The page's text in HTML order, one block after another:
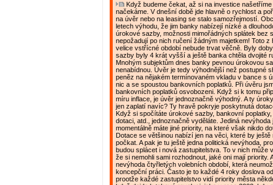
Když budeme čekat, až si na investice
načekáme. V dnešní době jde hlavně o rychlost a
na úvěr nebo na leasing se stalo samozřejmostí.
letech výhodu, že jim banky nabízejí nízké a
úrokové sazby, možnosti mimořádných splátek bez
nepožadují po nich ručení žádným majetkem! Toto z
velice vstřícné období nebude trvat věčně. Byly
sazby byly 4 krát vyšší a ještě banka chtěla dvojité
Mnohým subjektům dnes banky pevnou úrokovou
nenabídnou. Úvěr je tedy výhodnější než postupné
peněz na nějakém termínovaném vkladu v bance s
nic a se spoustou bankovních poplatků. Při úvěru
bankovních poplatků osvobozeni. Když si k tomu
míru inflace, je úvěr jednoznačně výhodný. A ty
jen zaplatí navíc? Ty hravě pokryje poskytnutá
Když si spočítáte úrokové sazby, bankovní poplatky,
dotaci, atd., jednoznačně vyděláte. Jediná nevýhoda
momentálně máte jiné priority, na které však nikdo
Dotace se většinou nabízí jen na věci, které by ještě
počkat. A pak je tu ještě jedna politická nevýhoda,
budou splácet i nová zastupitelstva. To v nich může
že si nemohli sami rozhodnout, jaké oni mají priority.
nevýhoda čtyřletých volebních období, která
koncepční práci. Často je to každé 4 roky doslova
prootže každé zastupitelstvo vidí priority města